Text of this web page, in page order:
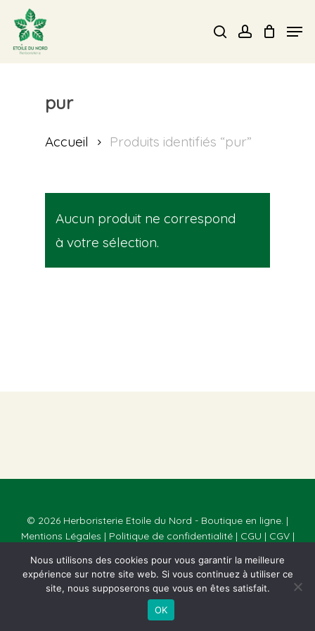
main
searchaccount
pur
Accueil Produits identifiés “pur”
Aucun produit ne correspond
à votre sélection.
© 2026 Herboristerie Etoile du Nord - Boutique en ligne. |
Mentions Légales | Politique de confidentialité| CGU | CGV|
facebooklinkedin instagram
Nous utilisons des cookies pour vous garantir la meilleure
expérience sur notre site web. Si vous continuez à utiliser ce
site, nous supposerons que vous en êtes satisfait.
OK